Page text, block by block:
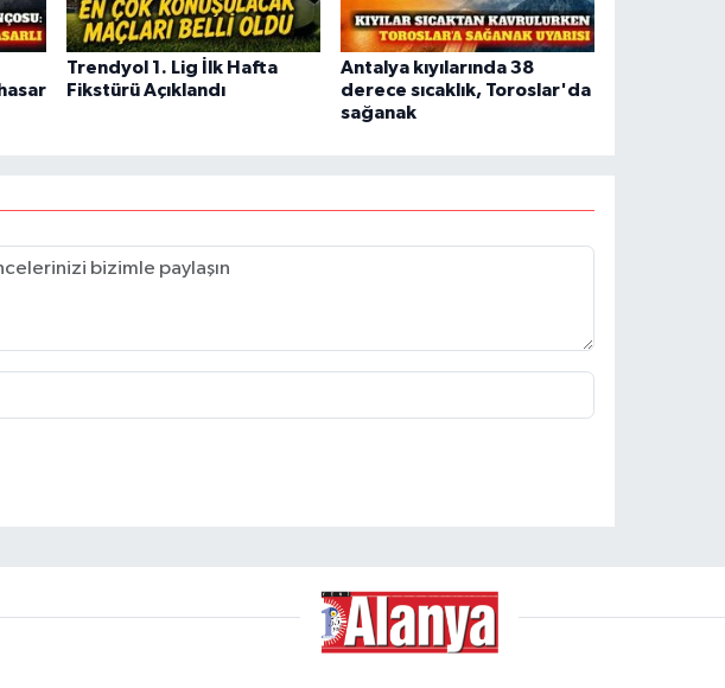
Trendyol 1. Lig İlk Hafta
Fikstürü Açıklandı
Antalya kıyılarında 38
derece sıcaklık, Toroslar'da
sağanak